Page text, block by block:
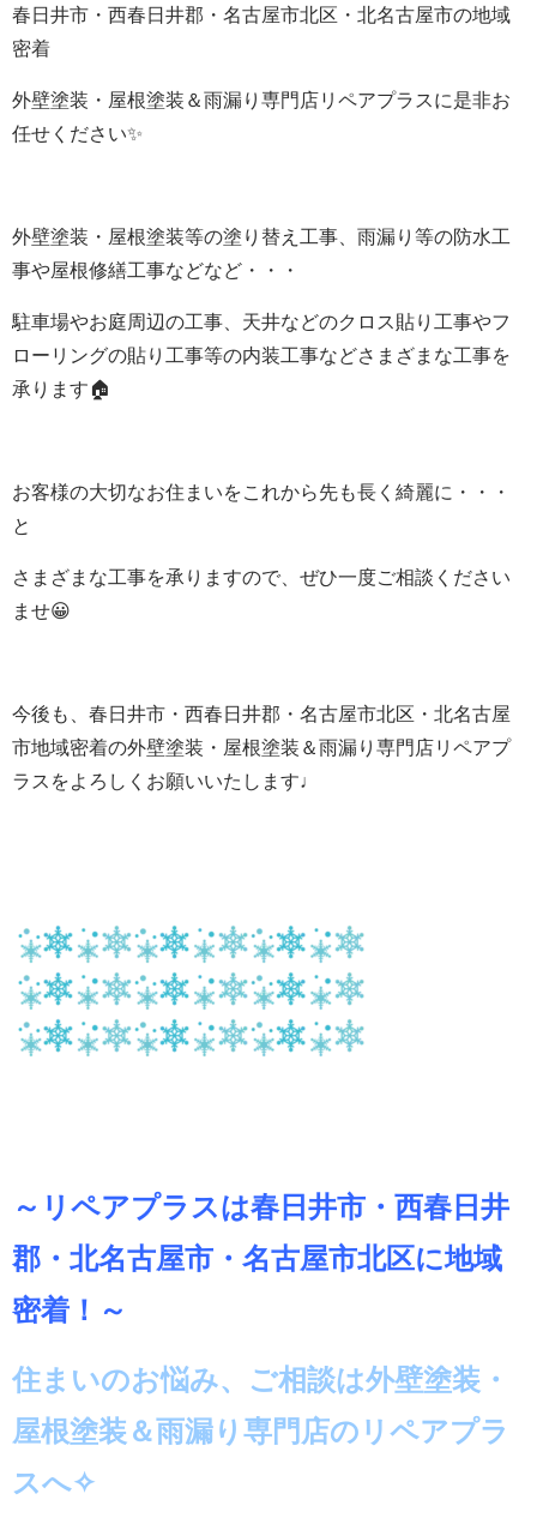
春日井市・西春日井郡・名古屋市北区・北名古屋市の地域
密着
外壁塗装・屋根塗装＆雨漏り専門店リペアプラスに是非お
任せください✨
外壁塗装・屋根塗装等の塗り替え工事、雨漏り等の防水工
事や屋根修繕工事などなど・・・
駐車場やお庭周辺の工事、天井などのクロス貼り工事やフ
ローリングの貼り工事等の内装工事などさまざまな工事を
承ります🏠
お客様の大切なお住まいをこれから先も長く綺麗に・・・
と
さまざまな工事を承りますので、ぜひ一度ご相談ください
ませ😀
今後も、春日井市・西春日井郡・名古屋市北区・北名古屋
市地域密着の外壁塗装・屋根塗装＆雨漏り専門店リペアプ
ラスをよろしくお願いいたします♩
～リペアプラスは春日井市・西春日井
郡・北名古屋市・名古屋市北区に地域
密着！～
住まいのお悩み、ご相談は外壁塗装・
屋根塗装＆雨漏り専門店のリペアプラ
スへ✧